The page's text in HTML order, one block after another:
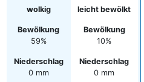
wolkig
Bewölkung
59%
Niederschlag
0 mm
leicht bewölkt
Bewölkung
10%
Niederschlag
0 mm